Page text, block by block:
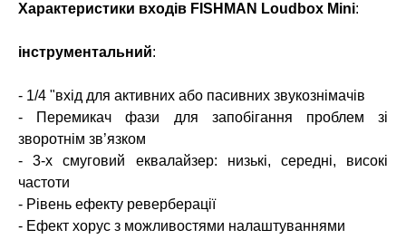
Характеристики входів FISHMAN Loudbox Mini:
інструментальний:
- 1/4 "вхід для активних або пасивних звукознімачів
- Перемикач фази для запобігання проблем зі
зворотнім зв’язком
- 3-х смуговий еквалайзер: низькі, середні, високі
частоти
- Рівень ефекту реверберації
- Ефект хорус з можливостями налаштуваннями